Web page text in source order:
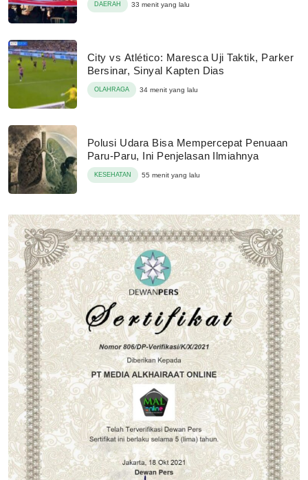
DAERAH 33 menit yang lalu
City vs Atlético: Maresca Uji Taktik, Parker
Bersinar, Sinyal Kapten Dias
OLAHRAGA 34 menit yang lalu
Polusi Udara Bisa Mempercepat Penuaan
Paru-Paru, Ini Penjelasan Ilmiahnya
KESEHATAN 55 menit yang lalu